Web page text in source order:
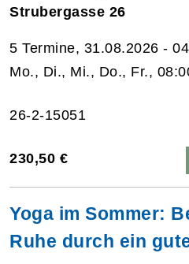
Strubergasse 26
5 Termine, 31.08.2026 -
Mo., Di., Mi., Do., Fr.,
26-2-15051
230,50 €
Yoga im Sommer:
Ruhe durch ein